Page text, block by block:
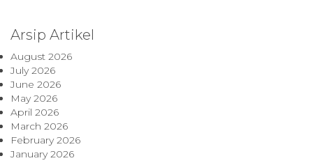
Arsip Artikel
August 2026
July 2026
June 2026
May 2026
April 2026
March 2026
February 2026
January 2026